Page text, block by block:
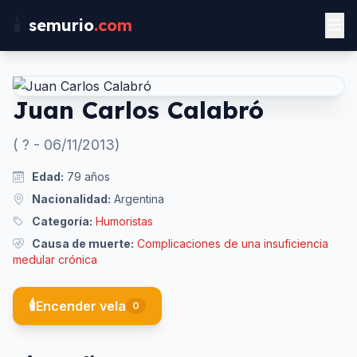
semurio.com
Juan Carlos Calabró
( ? - 06/11/2013)
Edad: 79 años
Nacionalidad: Argentina
Categoría: Humoristas
Causa de muerte: Complicaciones de una insuficiencia
medular crónica
🕯️Encender vela 0